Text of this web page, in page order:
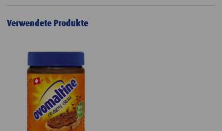
Verwendete Produkte